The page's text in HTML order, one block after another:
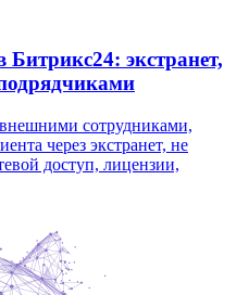
экстранет,
внешними сотрудниками,
через экстранет, не
доступ, лицензии,